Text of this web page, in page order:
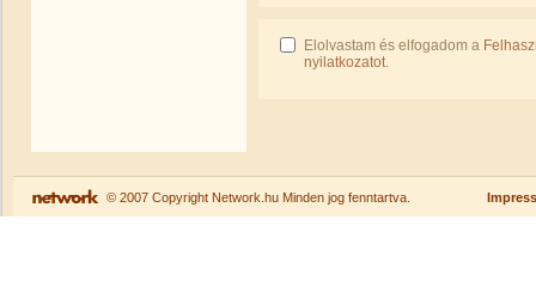
Elolvastam és elfogadom a
nyilatkozatot.
© 2007 Copyright Network.hu Minden jog fenntartva.